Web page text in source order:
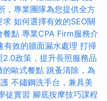
，專業團隊為您提供全方
求 如何選擇有效的SEO關
餐點 專業CPA Firm服務介
有效的牆面漏水處理 打掃
2.0政策，提升長照服務品
的歐式餐點 跳蚤清除，為
不鏽鋼洗手台，兼具美
徒實習 腳底按摩技巧課程